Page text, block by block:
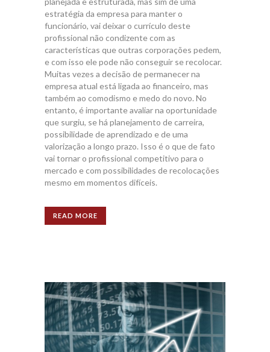
estratégia da empresa para manter o
funcionário, vai deixar o currículo deste
profissional não condizente com as
características que outras corporações pedem,
e com isso ele pode não conseguir se recolocar.
Muitas vezes a decisão de permanecer na
empresa atual está ligada ao financeiro, mas
também ao comodismo e medo do novo. No
entanto, é importante avaliar na oportunidade
que surgiu, se há planejamento de carreira,
possibilidade de aprendizado e de uma
valorização a longo prazo. Isso é o que de fato
vai tornar o profissional competitivo para o
mercado e com possibilidades de recolocações
mesmo em momentos difíceis.
READ MORE